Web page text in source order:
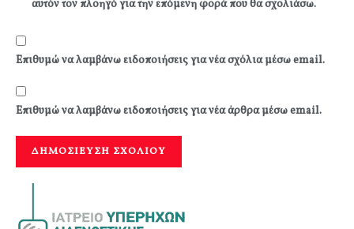
αυτόν τον πλοηγό για την επόμενη φορά που θα σχολιάσω.
Επιθυμώ να λαμβάνω ειδοποιήσεις για νέα σχόλια μέσω email.
Επιθυμώ να λαμβάνω ειδοποιήσεις για νέα άρθρα μέσω email.